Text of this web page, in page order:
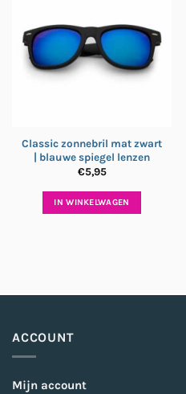
Classic zonnebril mat zwart
| blauwe spiegel lenzen
€5,95
IN WINKELWAGEN
ACCOUNT
Mijn account